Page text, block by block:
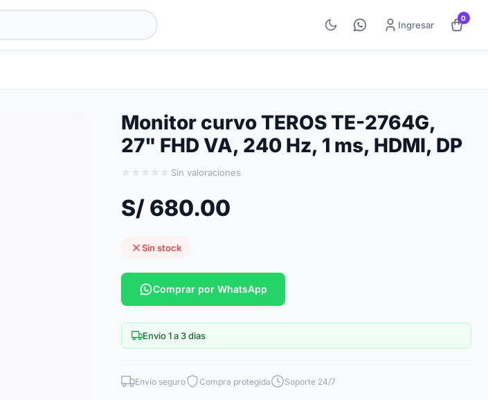
Ingresar
0
Monitor curvo TEROS TE-2764G,
27" FHD VA, 240 Hz, 1 ms, HDMI, DP
Sin valoraciones
S/ 680.00
Sin stock
Comprar por WhatsApp
Envio 1 a 3 dias
Envío seguro Compra protegida Soporte 24/7